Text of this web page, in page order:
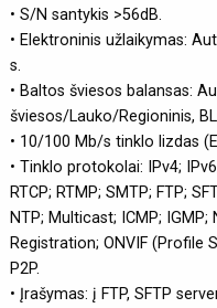
• S/N santykis >56dB.
• Elektroninis užlaikymas:
s.
• Baltos šviesos balansas:
šviesos/Lauko/Regioninis,
• 10/100 Mb/s tinklo lizdas
• Tinklo protokolai: IPv4;
RTCP; RTMP; SMTP; FTP;
NTP; Multicast; ICMP; IGMP;
Registration; ONVIF (Profile
P2P.
• Įrašymas: į FTP, SFTP